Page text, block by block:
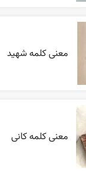
معنی کلمه شهید
معنی کلمه کانی